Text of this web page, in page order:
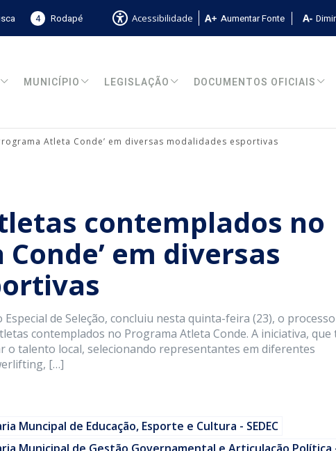
4 Rodapé Acessibilidade Aumentar Fonte
MUNICÍPIO LEGISLAÇÃO DOCUMENTOS OFICIAIS
Atleta Conde’ em diversas modalidades esportivas
contemplados no
em diversas
de Seleção, concluiu nesta quinta-feira (23), o
contemplados no Programa Atleta Conde. A iniciativa, que
talento local, selecionando representantes em diferentes
[…]
Muncipal de Educação, Esporte e Cultura - SEDEC